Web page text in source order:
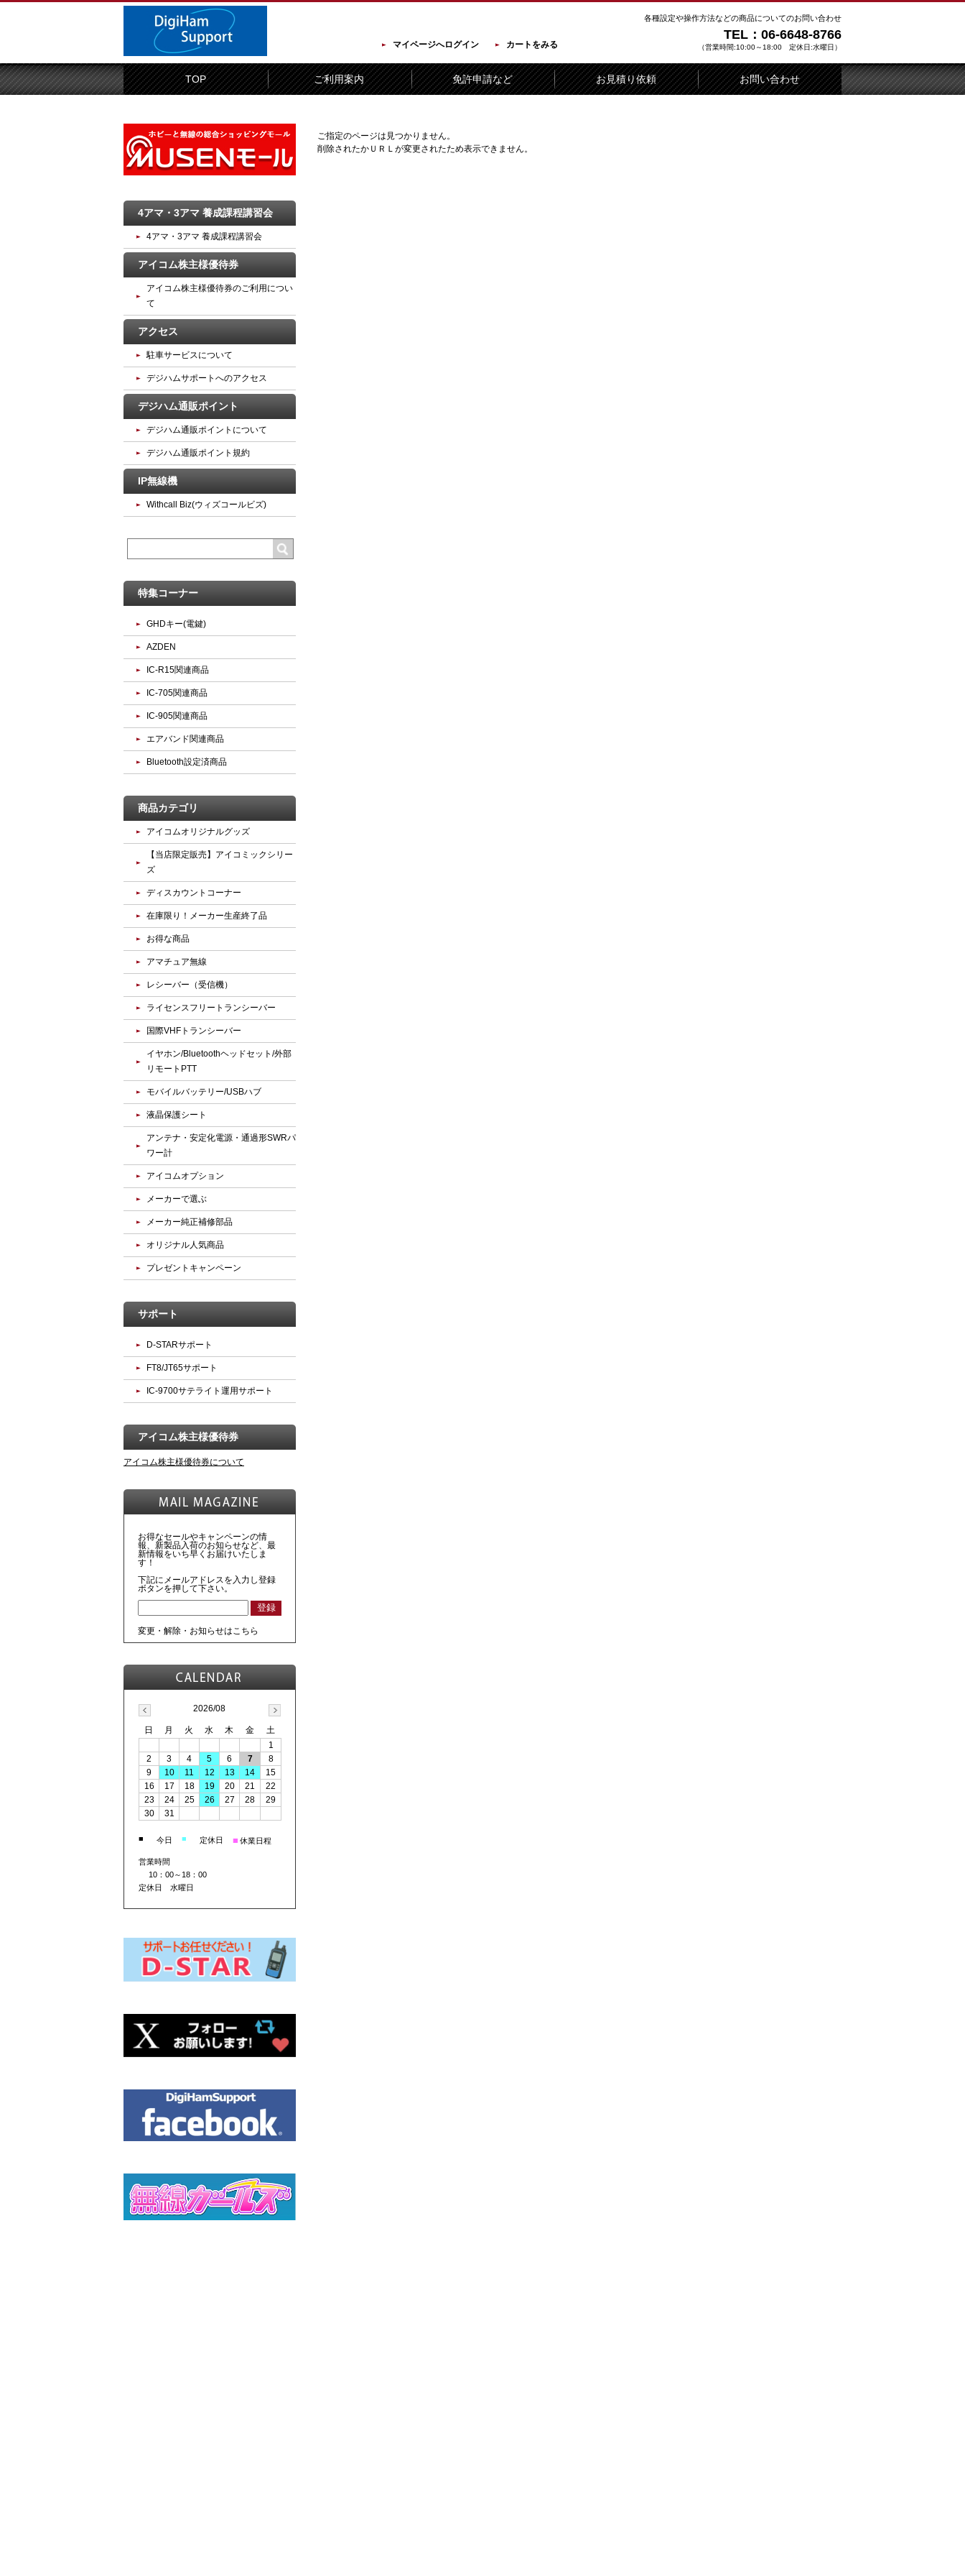
各種設定や操作方法などの商品についてのお問い合わせ
TEL：06-6648-8766
（営業時間:10:00～18:00 定休日:水曜日）
マイページへログイン カートをみる
TOP ご利用案内 免許申請など お見積り依頼 お問い合わせ
ご指定のページは見つかりません。
削除されたかＵＲＬが変更されたため表示できません。
4アマ・3アマ 養成課程講習会
4アマ・3アマ 養成課程講習会
アイコム株主様優待券
アイコム株主様優待券のご利用につい
て
アクセス
駐車サービスについて
デジハムサポートへのアクセス
デジハム通販ポイント
デジハム通販ポイントについて
デジハム通販ポイント規約
IP無線機
Withcall Biz(ウィズコールビズ)
特集コーナー
GHDキー(電鍵)
AZDEN
IC-R15関連商品
IC-705関連商品
IC-905関連商品
エアバンド関連商品
Bluetooth設定済商品
商品カテゴリ
アイコムオリジナルグッズ
【当店限定販売】アイコミックシリー
ズ
ディスカウントコーナー
在庫限り！メーカー生産終了品
お得な商品
アマチュア無線
レシーバー（受信機）
ライセンスフリートランシーバー
国際VHFトランシーバー
イヤホン/Bluetoothヘッドセット/外部
リモートPTT
モバイルバッテリー/USBハブ
液晶保護シート
アンテナ・安定化電源・通過形SWRパ
ワー計
アイコムオプション
メーカーで選ぶ
メーカー純正補修部品
オリジナル人気商品
プレゼントキャンペーン
サポート
D-STARサポート
FT8/JT65サポート
IC-9700サテライト運用サポート
アイコム株主様優待券
アイコム株主様優待券について
お得なセールやキャンペーンの情
報、新製品入荷のお知らせなど、最
新情報をいち早くお届けいたしま
す！
下記にメールアドレスを入力し登録
ボタンを押して下さい。
変更・解除・お知らせはこちら
2026/08
日 月 火 水 木 金
土
1
2
3 4 5 6 7
8
9
10 11 12 13 14
15
16
17 18 19 20 21
22
23
24 25 26 27 28
29
30
31
■ 今日 ■ 定休日 ■ 休業日程
営業時間
10：00～18：00
定休日 水曜日